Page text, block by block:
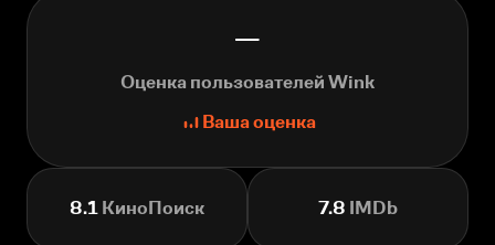
—
Оценка пользователей Wink
Ваша оценка
8.1 КиноПоиск 7.8 IMDb